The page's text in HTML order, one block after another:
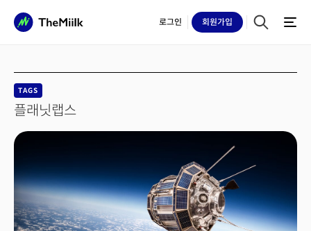
로그인 회원가입
TAGS
플래닛랩스